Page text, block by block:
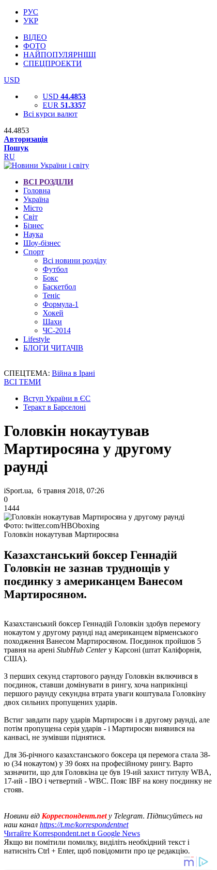
РУС
УКР
ВІДЕО
ФОТО
НАЙПОПУЛЯРНІШІ
СПЕЦПРОЕКТИ
USD
USD 44.4853
EUR 51.3357
Всі курси валют
44.4853
Авторизація
Пошук
RU
ВСІ РОЗДІЛИ
Головна
Україна
Місто
Світ
Бізнес
Наука
Шоу-бізнес
Спорт
Всі новини розділу
Футбол
Бокс
Баскетбол
Теніс
Формула-1
Хокей
Шахи
ЧС-2014
Lifestyle
БЛОГИ ЧИТАЧІВ
СПЕЦТЕМА: Війна в Ірані
ВСІ ТЕМИ
Вступ України в ЄС
Теракт в Барселоні
Головкін нокаутував
Мартиросяна у другому
раунді
iSport.ua, 6 травня 2018, 07:26
0
1444
Фото: twitter.com/HBOboxing
Головкін нокаутував Мартиросяна
Казахстанський боксер Геннадій
Головкін не зазнав труднощів у
поєдинку з американцем Ванесом
Мартиросяном.
Казахстанський боксер Геннадій Головкін здобув перемогу
нокаутом у другому раунді над американцем вірменського
походження Ванесом Мартиросяном. Поєдинок пройшов 5
травня на арені StubHub Centerу Карсоні (штат Каліфорнія,
США).
З перших секунд стартового раунду Головкін включився в
поєдинок, ставши домінувати в рингу, хоча наприкінці
першого раунду секундна втрата уваги коштувала Головкіну
двох сильних пропущених ударів.
Встиг завдати пару ударів Мартиросян і в другому раунді, але
потім пропущена серія ударів - і Мартиросян виявився на
канвасі, не зумівши піднятися.
Для 36-річного казахстанського боксера ця перемога стала 38-
ю (34 нокаутом) у 39 боях на професійному рингу. Варто
зазначити, що для Головкіна це був 19-ий захист титулу WBA,
17-ий - IBO і четвертий - WBC. Пояс IBF на кону поєдинку не
стояв.
Новини від Корреспондент.netу Telegram. Підписуйтесь на
наш канал https://t.me/korrespondentnet
Читайте Korrespondent.net в Google News
Якщо ви помітили помилку, виділіть необхідний текст і
натисніть Ctrl + Enter, щоб повідомити про це редакцію.